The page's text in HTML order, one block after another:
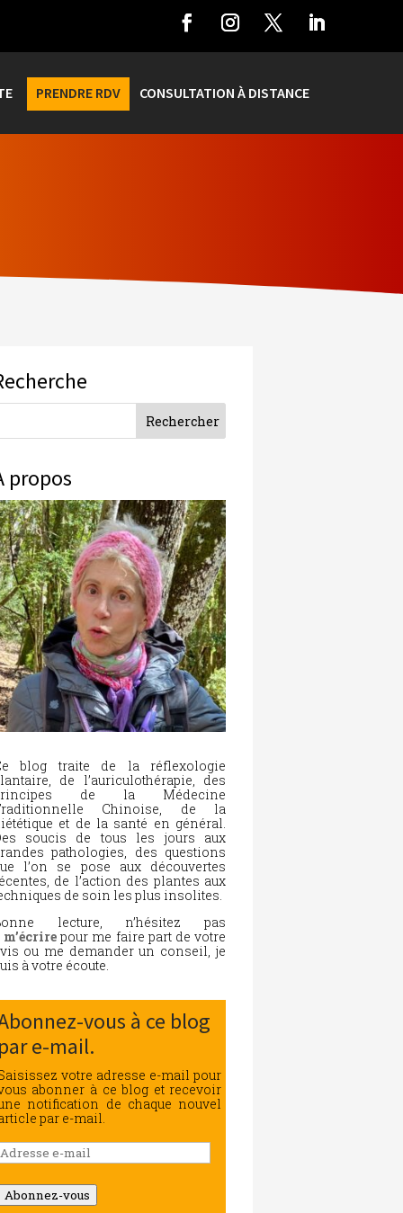
PRENDRE RDV CONSULTATION À DISTANCE
propos
blog traite de la réflexologie
de l’auriculothérapie, des
de la Médecine
Chinoise, de la
et de la santé en général.
soucis de tous les jours aux
pathologies, des questions
l’on se pose aux découvertes
de l’action des plantes aux
de soin les plus insolites.
lecture, n’hésitez pas
m’écrire pour me faire part de votre
ou me demander un conseil, je
à votre écoute.
vous à ce blog
e-mail.
votre adresse e-mail pour
abonner à ce blog et recevoir
notification de chaque nouvel
par e-mail.
Abonnez-vous